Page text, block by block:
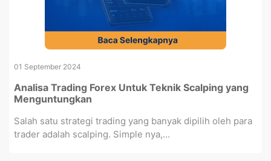
01 September 2024
Analisa Trading Forex Untuk Teknik Scalping yang
Menguntungkan
Salah satu strategi trading yang banyak dipilih oleh para
trader adalah scalping. Simple nya,...